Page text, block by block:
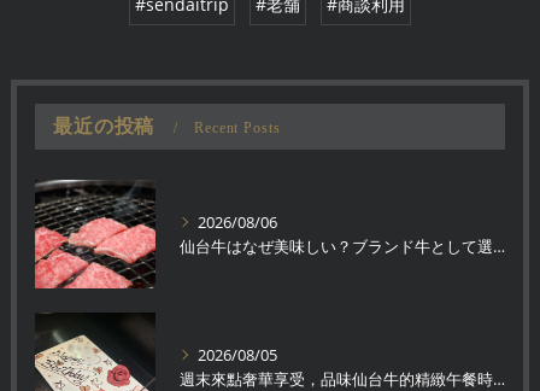
最近の投稿 Recent Posts
2026/08/06
仙台牛はなぜ美味しい？ブランド牛として選ばれる理由
2026/08/05
週末來點奢華享受，品味仙台牛的精緻午餐時光